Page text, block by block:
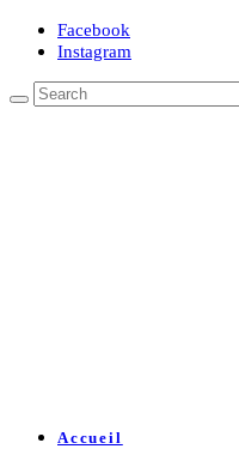
Facebook
Instagram
Accueil